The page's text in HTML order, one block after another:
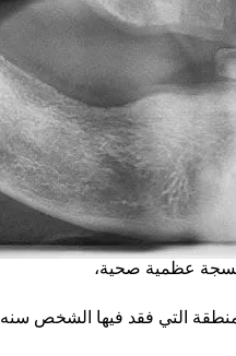
أنسجة عظمية صحية،
التي فقد فيها الشخص